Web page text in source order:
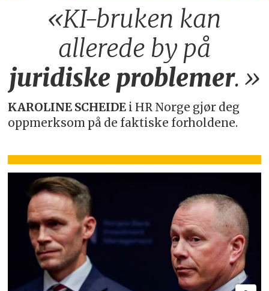
«KI-bruken kan
allerede by på
juridiske problemer.»
KAROLINE SCHEIDE i HR Norge gjør deg
oppmerksom på de faktiske forholdene.